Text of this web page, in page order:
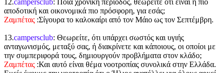
αποδοτική και οικονομικά πιο πρόσφορη, για εσάς;
Ζαμπέτας :Σίγουρα το καλοκαίρι από τον Μάιο ως τον Σεπτέμβρη.
13.campersclub: Θεωρείτε, ότι υπάρχει σωστός και υγιής
ανταγωνισμός, μεταξύ σας, ή διακρίνετε και κάποιους, οι οποίοι με
την συμπεριφορά τους, δημιουργούν προβλήματα στον κλάδο;
Ζαμπέτας :Και αυτό είναι θέμα νοοτροπίας συνολικά στην Ελλάδα.